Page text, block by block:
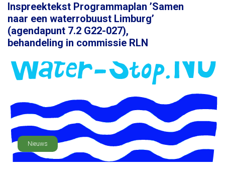
Inspreektekst Programmaplan ’Samen
naar een waterrobuust Limburg’
(agendapunt 7.2 G22-027),
behandeling in commissie RLN
Nieuws